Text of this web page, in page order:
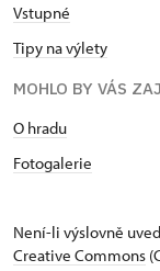
Vstupné
Tipy na výlety
MOHLO BY VÁS
O hradu
Fotogalerie
Není-li výslovně
Creative Commons